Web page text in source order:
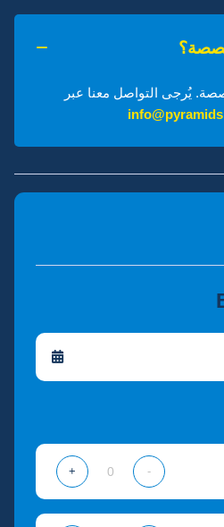
يُرجى التواصل معنا عبر
-
+